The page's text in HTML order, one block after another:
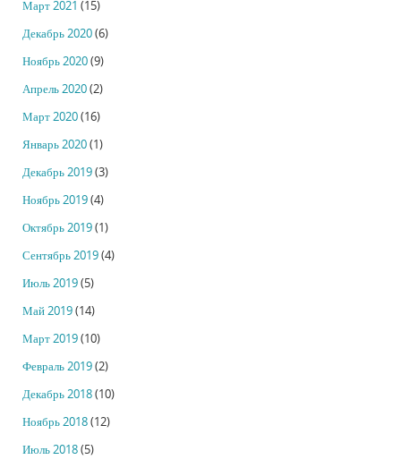
Март 2021 (15)
Декабрь 2020(6)
Ноябрь 2020(9)
Апрель 2020(2)
Март 2020(16)
Январь 2020(1)
Декабрь 2019(3)
Ноябрь 2019(4)
Октябрь 2019(1)
Сентябрь 2019(4)
Июль 2019(5)
Май 2019(14)
Март 2019(10)
Февраль 2019(2)
Декабрь 2018(10)
Ноябрь 2018(12)
Июль 2018(5)